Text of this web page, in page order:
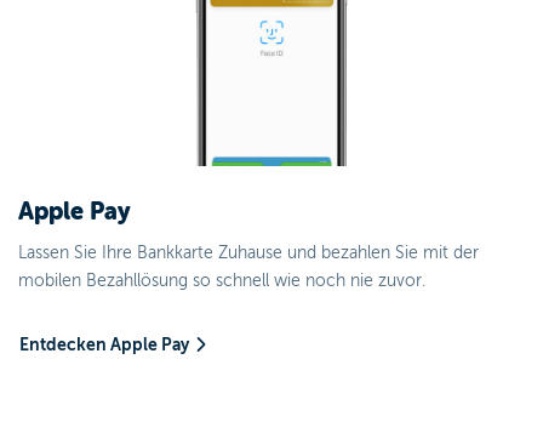
Apple Pay
Lassen Sie Ihre Bankkarte Zuhause und bezahlen Sie mit der
mobilen Bezahllösung so schnell wie noch nie zuvor.
Entdecken Apple Pay